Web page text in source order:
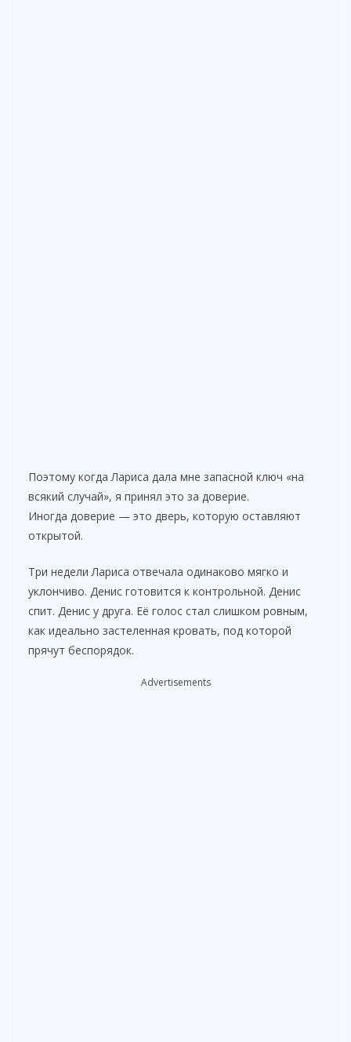
Поэтому когда Лариса дала мне запасной ключ «на
всякий случай», я принял это за доверие.
Иногда доверие — это дверь, которую оставляют
открытой.
Три недели Лариса отвечала одинаково мягко и
уклончиво. Денис готовится к контрольной. Денис
спит. Денис у друга. Её голос стал слишком ровным,
как идеально застеленная кровать, под которой
прячут беспорядок.
Advertisements